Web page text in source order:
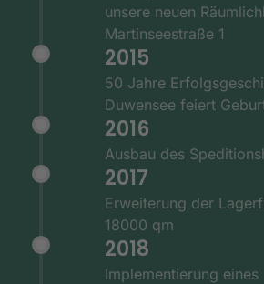
unsere neuen
Martinseestraße 1
2015
50 Jahre
Duwensee feiert
2016
Ausbau des
2017
Erweiterung der
18000 qm
2018
Implementierung eines